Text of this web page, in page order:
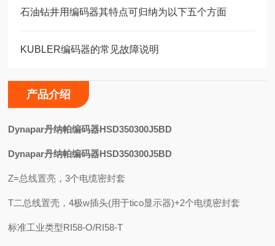
石油钻井用编码器其特点可归纳为以下五个方面
KUBLER编码器的常见故障说明
产品介绍
Dynapar丹纳帕编码器HSD350300J5BD
Dynapar丹纳帕编码器HSD350300J5BD
Z=总线置亮，3个电缆密封套
T二总线置壳，4极w插头(用于tico显示器)+2个电缆密封套
标准工业类型RI58-O/RI58-T